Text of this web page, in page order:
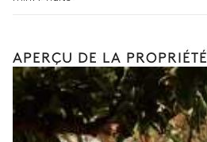
APERÇU DE LA PROPRIÉTÉ